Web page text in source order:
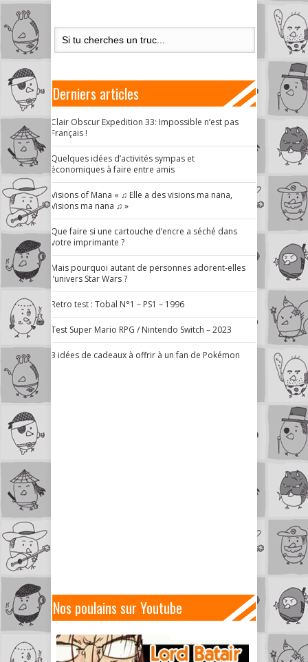
Derniers articles
Clair Obscur Expedition 33: Impossible n’est pas
Français !
Quelques idées d’activités sympas et
économiques à faire entre amis
Visions of Mana « ♫ Elle a des visions ma nana,
Visions ma nana ♫ »
Que faire si une cartouche d’encre a séché dans
votre imprimante ?
Mais pourquoi autant de personnes adorent-elles
l’univers Star Wars ?
Retro test : Tobal N°1 – PS1 – 1996
Test Super Mario RPG / Nintendo Switch – 2023
3 idées de cadeaux à offrir à un fan de Pokémon
Nos poulains sur Youtube